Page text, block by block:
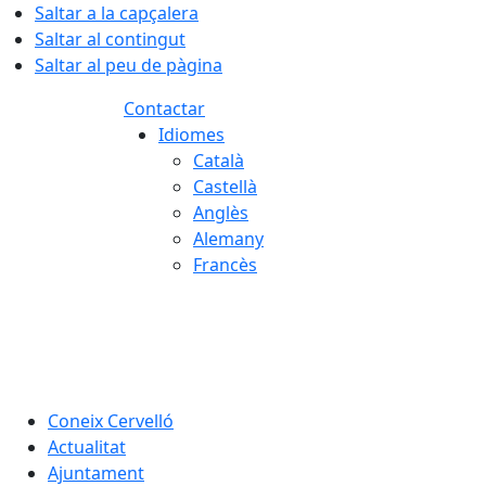
Saltar a la capçalera
Saltar al contingut
Saltar al peu de pàgina
Contactar
Idiomes
Català
Castellà
Anglès
Alemany
Francès
Coneix Cervelló
Actualitat
Ajuntament